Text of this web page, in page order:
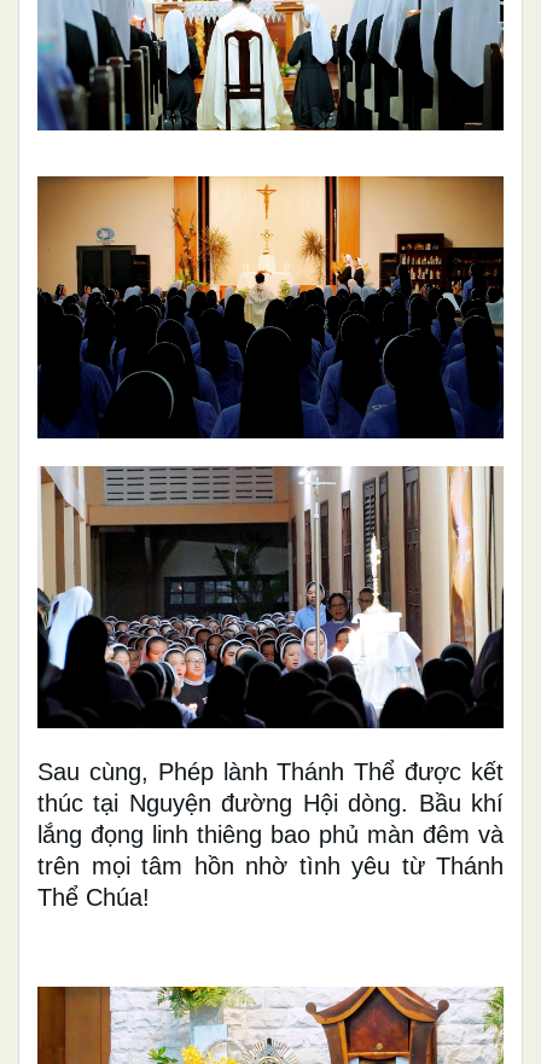
Sau cùng, Phép lành Thánh Thể được kết
thúc tại Nguyện đường Hội dòng. Bầu khí
lắng đọng linh thiêng bao phủ màn đêm và
trên mọi tâm hồn nhờ tình yêu từ Thánh
Thể Chúa!